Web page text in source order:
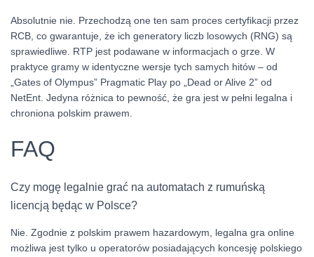
Absolutnie nie. Przechodzą one ten sam proces certyfikacji przez
RCB, co gwarantuje, że ich generatory liczb losowych (RNG) są
sprawiedliwe. RTP jest podawane w informacjach o grze. W
praktyce gramy w identyczne wersje tych samych hitów – od
„Gates of Olympus” Pragmatic Play po „Dead or Alive 2” od
NetEnt. Jedyna różnica to pewność, że gra jest w pełni legalna i
chroniona polskim prawem.
FAQ
Czy mogę legalnie grać na automatach z rumuńską
licencją będąc w Polsce?
Nie. Zgodnie z polskim prawem hazardowym, legalna gra online
możliwa jest tylko u operatorów posiadających koncesję polskiego